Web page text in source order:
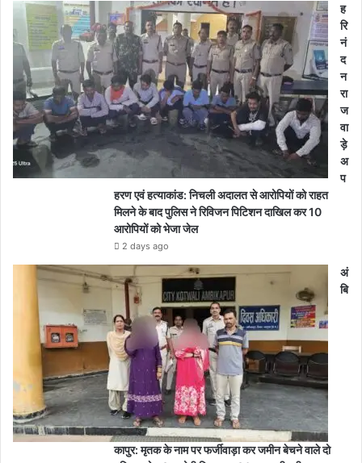
ह
रि
नं
द
न
रा
ज
वा
ड़े
अ
प
हरण एवं हत्याकांड: निचली अदालत से आरोपियों को राहत
मिलने के बाद पुलिस ने रिविजन पिटिशन दाखिल कर 10
आरोपियों को भेजा जेल
2 days ago
अं
बि
कापुर: मृतक के नाम पर फर्जीवाड़ा कर जमीन बेचने वाले दो